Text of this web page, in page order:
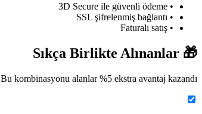
• 3D Secure ile güvenli ödeme
• SSL şifrelenmiş bağlantı
• Faturalı satış
🎁
Bu kombinasyonu alanlar %5 ekstra avantaj kazandı.